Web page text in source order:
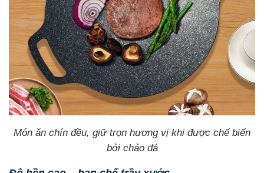
Món ăn chín đều, giữ trọn hương vị khi được chế biến
bởi chảo đá